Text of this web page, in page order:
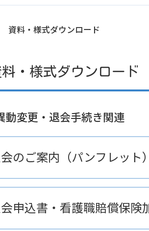
資料・様式ダウンロード
・様式ダウンロード
動変更・退会手続き関連
のご案内（パンフレット）
申込書・看護職賠償保険